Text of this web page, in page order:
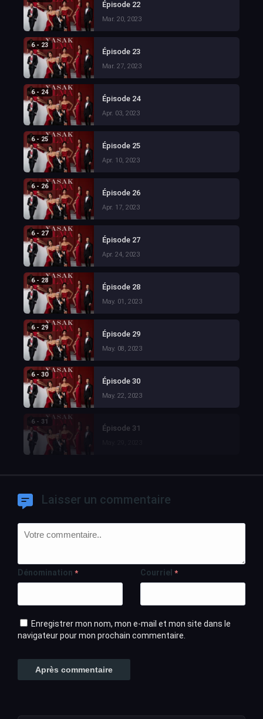
Épisode 22
Mar. 20, 2023
6 - 23
Épisode 23
Mar. 27, 2023
6 - 24
Épisode 24
Apr. 03, 2023
6 - 25
Épisode 25
Apr. 10, 2023
6 - 26
Épisode 26
Apr. 17, 2023
6 - 27
Épisode 27
Apr. 24, 2023
6 - 28
Épisode 28
May. 01, 2023
6 - 29
Épisode 29
May. 08, 2023
6 - 30
Épisode 30
May. 22, 2023
6 - 31
Épisode 31
Laisser un commentaire
Dénomination * Courriel *
Enregistrer mon nom, mon e-mail et mon site dans le
navigateur pour mon prochain commentaire.